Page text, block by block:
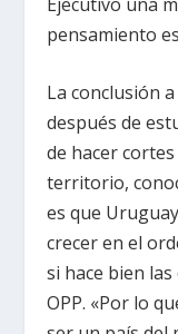
pensamiento
La conclusión
después de
de hacer
territorio,
es que
crecer en el
si hace bien
OPP. «Por lo